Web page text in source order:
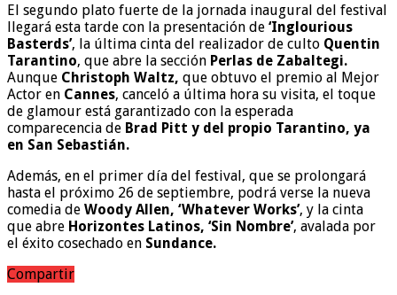
El segundo plato fuerte de la jornada inaugural del festival
llegará esta tarde con la presentación de ‘Inglourious
Basterds’, la última cinta del realizador de culto Quentin
Tarantino, que abre la sección Perlas de Zabaltegi.
Aunque Christoph Waltz, que obtuvo el premio al Mejor
Actor en Cannes, canceló a última hora su visita, el toque
de glamour está garantizado con la esperada
comparecencia de Brad Pitt y del propio Tarantino, ya
en San Sebastián.
Además, en el primer día del festival, que se prolongará
hasta el próximo 26 de septiembre, podrá verse la nueva
comedia de Woody Allen, ‘Whatever Works’, y la cinta
que abre Horizontes Latinos, ‘Sin Nombre’, avalada por
el éxito cosechado en Sundance.
Compartir